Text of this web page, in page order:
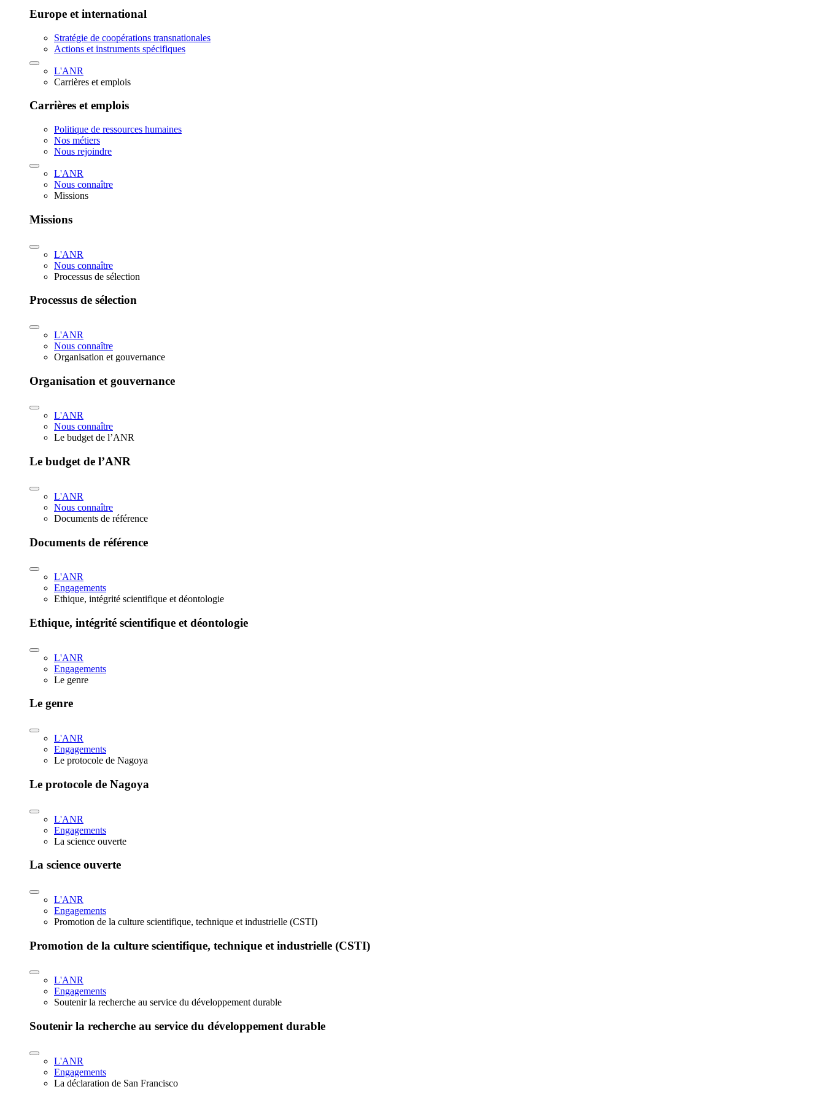
Europe et international
Stratégie de coopérations transnationales
Actions et instruments spécifiques
L'ANR
Carrières et emplois
Carrières et emplois
Politique de ressources humaines
Nos métiers
Nous rejoindre
L'ANR
Nous connaître
Missions
Missions
L'ANR
Nous connaître
Processus de sélection
Processus de sélection
L'ANR
Nous connaître
Organisation et gouvernance
Organisation et gouvernance
L'ANR
Nous connaître
Le budget de l’ANR
Le budget de l’ANR
L'ANR
Nous connaître
Documents de référence
Documents de référence
L'ANR
Engagements
Ethique, intégrité scientifique et déontologie
Ethique, intégrité scientifique et déontologie
L'ANR
Engagements
Le genre
Le genre
L'ANR
Engagements
Le protocole de Nagoya
Le protocole de Nagoya
L'ANR
Engagements
La science ouverte
La science ouverte
L'ANR
Engagements
Promotion de la culture scientifique, technique et industrielle (CSTI)
Promotion de la culture scientifique, technique et industrielle (CSTI)
L'ANR
Engagements
Soutenir la recherche au service du développement durable
Soutenir la recherche au service du développement durable
L'ANR
Engagements
La déclaration de San Francisco